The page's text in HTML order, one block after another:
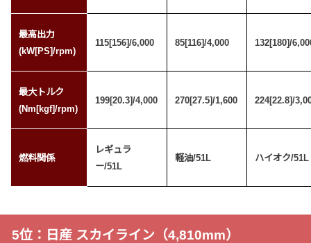
最高出力
(kW[PS]/rpm)
115[156]/6,000 85[116]/4,000 132[180]/
最大トルク
(Nm[kgf]/rpm)
199[20.3]/4,000 270[27.5]/1,600 224[22.8]/
燃料関係
レギュラ
ー/51L
軽油/51L ハイオク/51L
5位：日産 スカイライン（4,810mm）